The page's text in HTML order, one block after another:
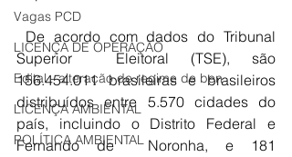
Vagas PCD
LICENÇA DE OPERAÇÃO
Edital - alteração de regime de ben
LICENÇA AMBIENTAL
POLÍTICA AMBIENTAL
Superior  Eleitoral (TSE), são
156.454.011 brasileiras e brasileiros
distribuídos entre 5.570 cidades do
país, incluindo o Distrito Federal e
Fernando de  Noronha, e 181